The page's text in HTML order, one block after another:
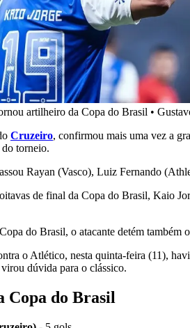
artilheiro da Copa do Brasil •
Cruzeiro, confirmou mais uma vez a
do torneio.
Rayan (Vasco), Luiz Fernando
de final da Copa do Brasil, Kaio
do Brasil, o atacante detém
o Atlético, nesta quinta-feira (11),
dúvida para o clássico.
Copa do Brasil